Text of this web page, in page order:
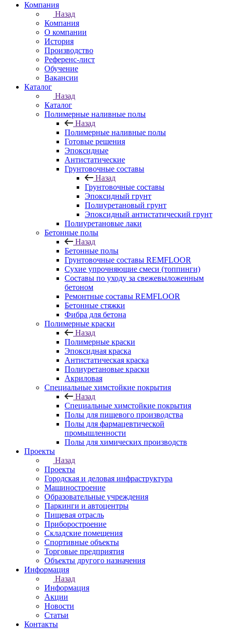
Компания
Назад
Компания
О компании
История
Производство
Референс-лист
Обучение
Вакансии
Каталог
Назад
Каталог
Полимерные наливные полы
Назад
Полимерные наливные полы
Готовые решения
Эпоксидные
Антистатические
Грунтовочные составы
Назад
Грунтовочные составы
Эпоксидный грунт
Полиуретановый грунт
Эпоксидный антистатический грунт
Полиуретановые лаки
Бетонные полы
Назад
Бетонные полы
Грунтовочные составы REMFLOOR
Сухие упрочняющие смеси (топпинги)
Составы по уходу за свежевыложенным
бетоном
Ремонтные составы REMFLOOR
Бетонные стяжки
Фибра для бетона
Полимерные краски
Назад
Полимерные краски
Эпоксидная краска
Антистатическая краска
Полиуретановые краски
Акриловая
Специальные химстойкие покрытия
Назад
Специальные химстойкие покрытия
Полы для пищевого производства
Полы для фармацевтической
промышленности
Полы для химических производств
Проекты
Назад
Проекты
Городская и деловая инфраструктура
Машиностроение
Образовательные учреждения
Паркинги и автоцентры
Пищевая отрасль
Приборостроение
Складские помещения
Спортивные объекты
Торговые предприятия
Объекты другого назначения
Информация
Назад
Информация
Акции
Новости
Статьи
Контакты